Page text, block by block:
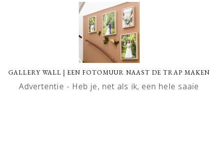
GALLERY WALL | EEN FOTOMUUR NAAST DE TRAP MAKEN
Advertentie - Heb je, net als ik, een hele saaie